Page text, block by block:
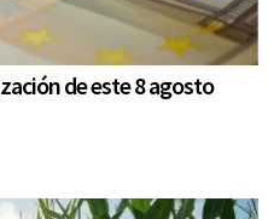
de este 8 agosto